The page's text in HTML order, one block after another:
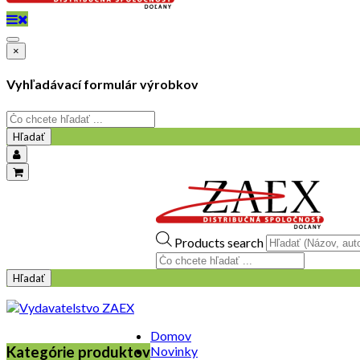
×
Vyhľadávací formulár výrobkov
Hľadať
Products search
Hľadať
Kategórie produktov
Domov
Novinky